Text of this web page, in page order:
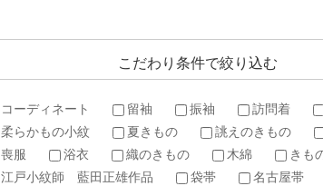
こだわり条件で絞り込む
コーディネート 留袖 振袖 訪問着
柔らかもの小紋
夏きもの 誂えのきもの
喪服
浴衣 織のきもの 木綿
きも
江戸小紋師 藍田正雄作品
袋帯 名古屋帯